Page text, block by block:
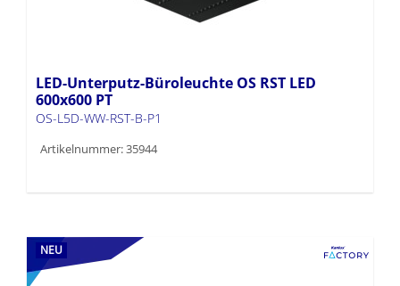
LED-Unterputz-Büroleuchte OS RST LED
600x600 PT
OS-L5D-WW-RST-B-P1
Artikelnummer: 35944
NEU